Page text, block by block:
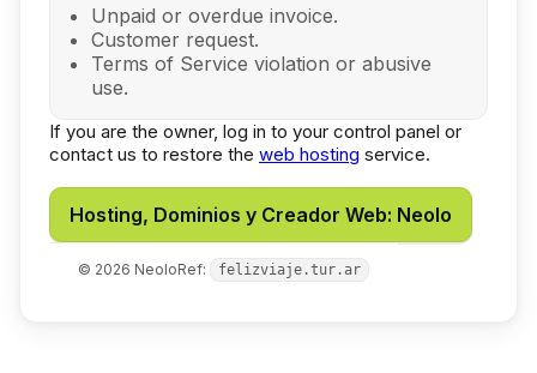
Unpaid or overdue invoice.
Customer request.
Terms of Service violation or abusive
use.
If you are the owner, log in to your control panel or
contact us to restore the web hosting service.
Hosting, Dominios y Creador Web: Neolo
© 2026 NeoloRef: felizviaje.tur.ar